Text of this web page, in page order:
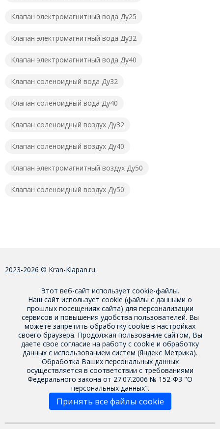
Клапан электромагнитный вода Ду25
Клапан электромагнитный вода Ду32
Клапан электромагнитный вода Ду40
Клапан соленоидный вода Ду32
Клапан соленоидный вода Ду40
Клапан соленоидный воздух Ду32
Клапан соленоидный воздух Ду40
Клапан электромагнитный воздух Ду50
Клапан соленоидный воздух Ду50
2023-2026 © Kran-Klapan.ru
Этот веб-сайт использует cookie-файлы.
Наш сайт использует cookie (файлы с данными о
прошлых посещениях сайта) для персонализации
сервисов и повышения удобства пользователей. Вы
можете запретить обработку cookie в настройках
своего браузера. Продолжая пользование сайтом, Вы
даете свое согласие на работу с cookie и обработку
данных с использованием систем (Яндекс Метрика).
Обработка Ваших персональных данных
осуществляется в соответствии с требованиями
Федерального закона от 27.07.2006 № 152-Ф3 "О
персональных данных".
Принять все файлы cookie